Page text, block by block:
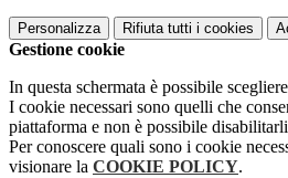
Personalizza Rifiuta tutti i cookies
Gestione cookie
In questa schermata è possibile
I cookie necessari sono quelli che
piattaforma e non è possibile
Per conoscere quali sono i cookie
visionare la COOKIE POLICY.